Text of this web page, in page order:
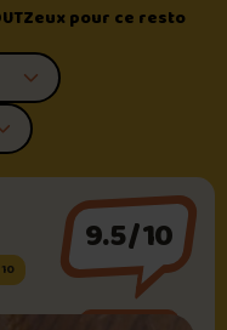
pour ce resto
commentaires
type de poutine
9.5/10